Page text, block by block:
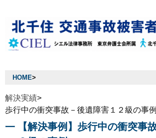
HOME>
解決実績>
歩行中の衝突事故－後遺障害１２級の事
【解決事例】歩行中の衝突事